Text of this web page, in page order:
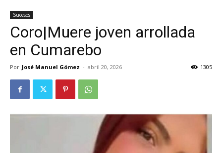
Sucesos
Coro|Muere joven arrollada
en Cumarebo
Por José Manuel Gómez - abril 20, 2026 1305